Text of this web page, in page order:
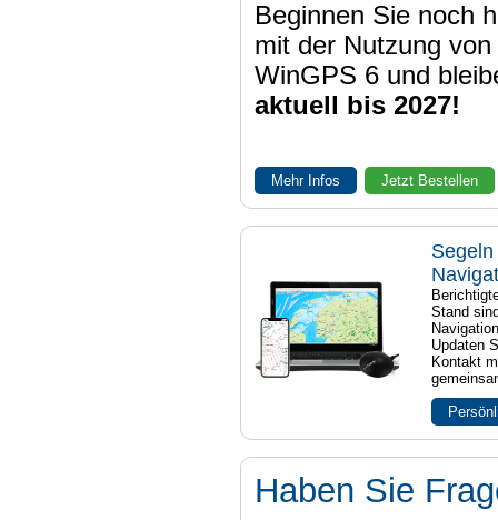
Beginnen Sie noch
mit der Nutzung von
WinGPS 6 und
aktuell bis 2027!
Mehr Infos Jetzt Bestellen
Stand
Updaten
Kontakt
Haben Sie